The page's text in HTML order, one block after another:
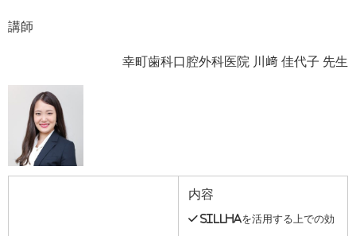
講師
幸町歯科口腔外科医院 川﨑 佳代子 先生
内容
✓ SillHaを活用する上での効